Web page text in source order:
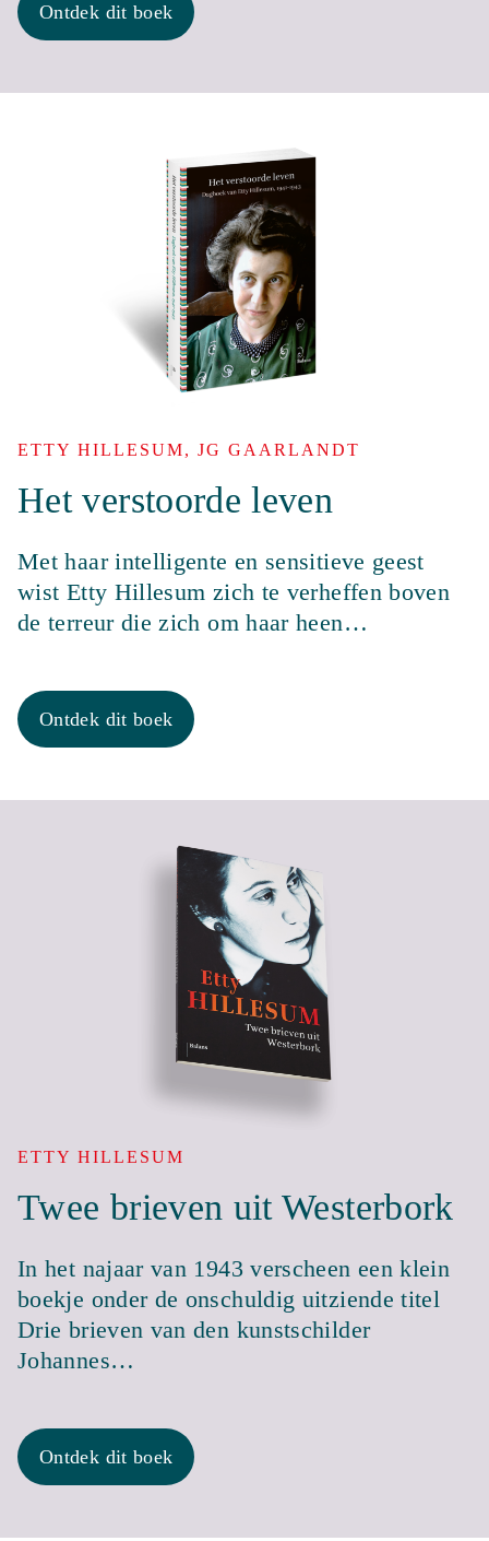
Ontdek dit boek
ETTY HILLESUM, JG GAARLANDT
Het verstoorde leven
Met haar intelligente en sensitieve geest
wist Etty Hillesum zich te verheffen boven
de terreur die zich om haar heen…
Ontdek dit boek
ETTY HILLESUM
Twee brieven uit Westerbork
In het najaar van 1943 verscheen een klein
boekje onder de onschuldig uitziende titel
Drie brieven van den kunstschilder
Johannes…
Ontdek dit boek